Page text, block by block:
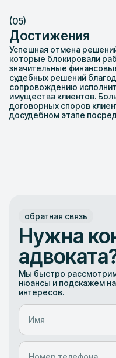
(05)
Достижения
Успешная отмена
которые блокировали
значительные
судебных решений
сопровождению
имущества клиентов.
договорных споров
досудебном этапе
обратная связь
Нужна
Мы быстро
нюансы и подскажем
интересов.